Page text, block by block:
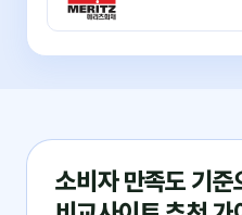
소비자 만족도 기